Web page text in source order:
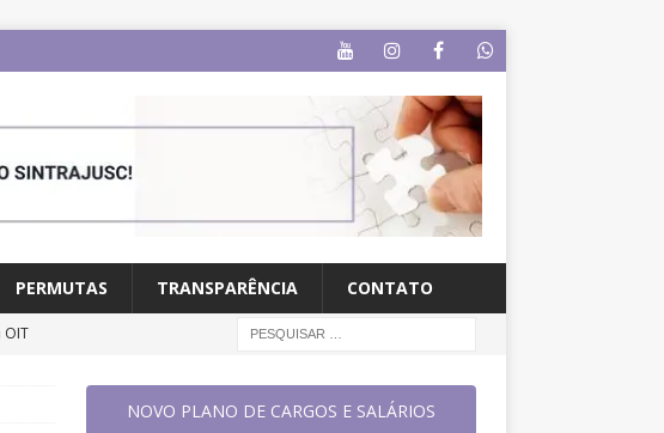
PERMUTAS TRANSPARÊNCIA CONTATO
NOVO PLANO DE CARGOS E SALÁRIOS